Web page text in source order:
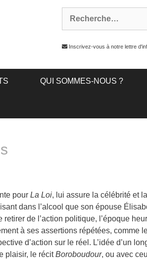
Inscrivez-vous à notre lettre
QUI SOMMES-NOUS ?
pour La Loi, lui assure la célébrité et
dans l’alcool que son épouse
de l’action politique, l’époque
à ses assertions répétées, comme
d’action sur le réel. L’idée d’un
plaisir, le récitBoroboudour, ou avec